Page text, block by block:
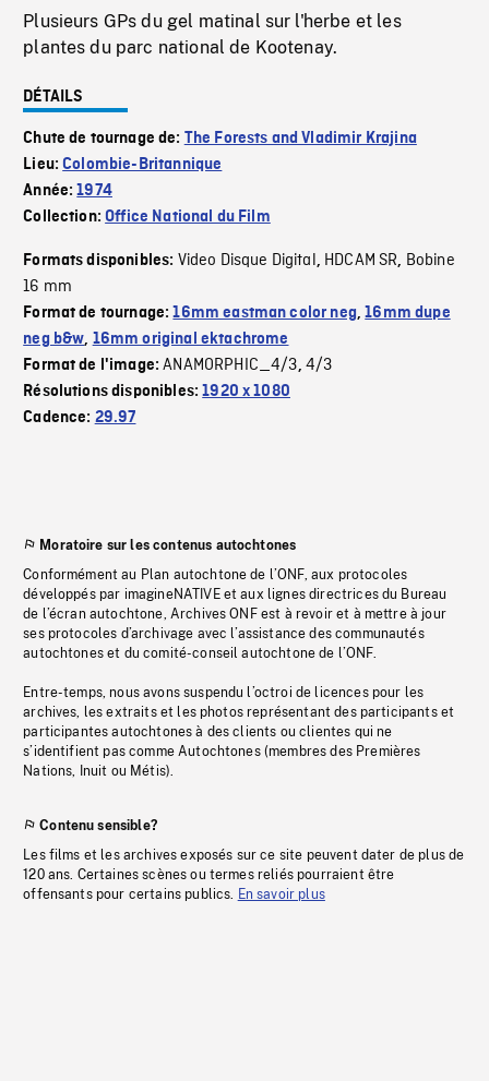
Plusieurs GPs du gel matinal sur l'herbe et les
plantes du parc national de Kootenay.
DÉTAILS
Chute de tournage de: The Forests and Vladimir Krajina
Lieu:Colombie-Britannique
Année:1974
Collection:Office National du Film
Formats disponibles: Video Disque Digital, HDCAM SR, Bobine
16 mm
Format de tournage:16mm eastman color neg,16mm dupe
neg b&w, 16mm original ektachrome
Format de l'image:ANAMORPHIC_4/3, 4/3
Résolutions disponibles:1920 x 1080
Cadence: 29.97
Moratoire sur les contenus autochtones
Conformément au Plan autochtone de l’ONF, aux protocoles
développés par imagineNATIVE et aux lignes directrices du Bureau
de l’écran autochtone, Archives ONF est à revoir et à mettre à jour
ses protocoles d’archivage avec l’assistance des communautés
autochtones et du comité-conseil autochtone de l’ONF.
Entre-temps, nous avons suspendu l’octroi de licences pour les
archives, les extraits et les photos représentant des participants et
participantes autochtones à des clients ou clientes qui ne
s’identifient pas comme Autochtones (membres des Premières
Nations, Inuit ou Métis).
Contenu sensible?
Les films et les archives exposés sur ce site peuvent dater de plus de
120 ans. Certaines scènes ou termes reliés pourraient être
offensants pour certains publics. En savoir plus